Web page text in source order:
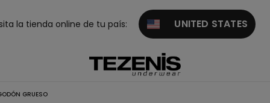
la tienda online de tu país: UNITED STATES
GRUESO